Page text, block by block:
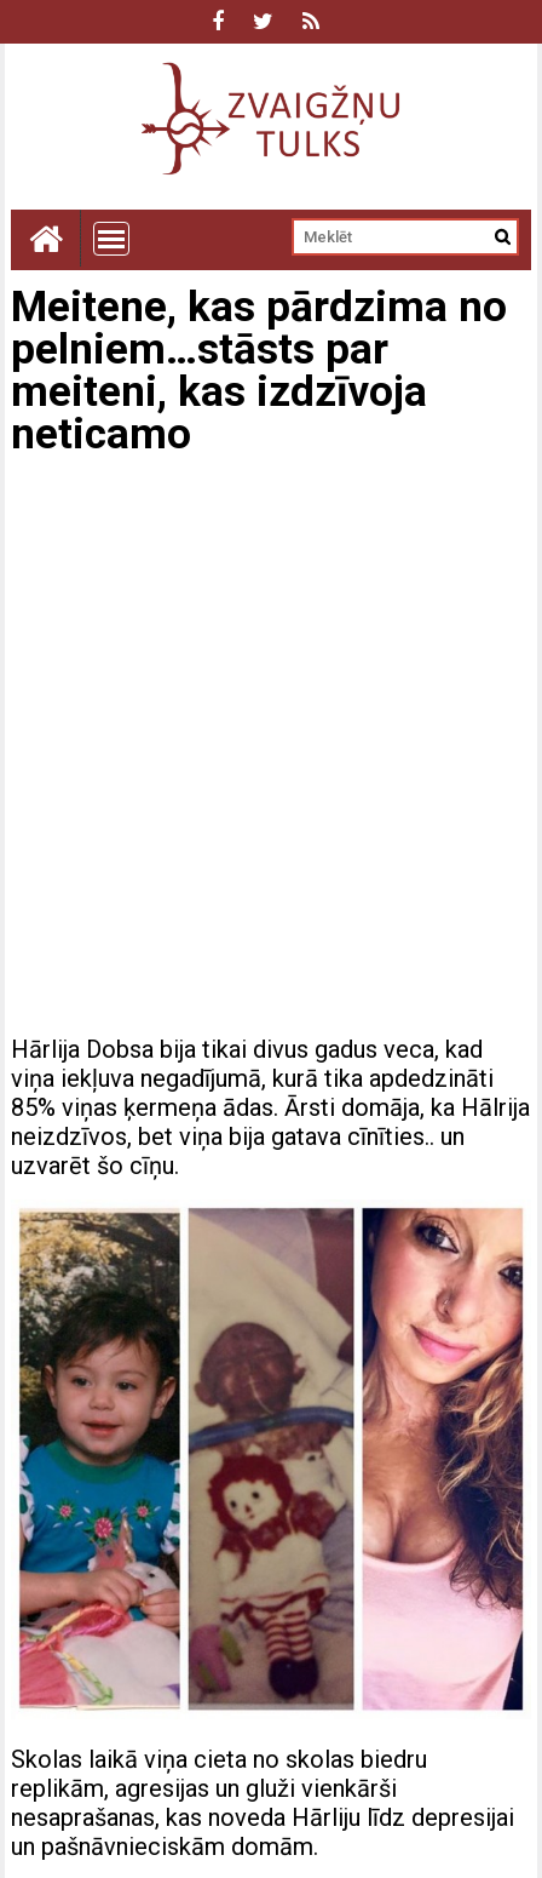
Meitene, kas pārdzima no
pelniem…stāsts par
meiteni, kas izdzīvoja
neticamo
Hārlija Dobsa bija tikai divus gadus veca, kad
viņa iekļuva negadījumā, kurā tika apdedzināti
85% viņas ķermeņa ādas. Ārsti domāja, ka Hālrija
neizdzīvos, bet viņa bija gatava cīnīties.. un
uzvarēt šo cīņu.
Skolas laikā viņa cieta no skolas biedru
replikām, agresijas un gluži vienkārši
nesaprašanas, kas noveda Hārliju līdz depresijai
un pašnāvnieciskām domām.